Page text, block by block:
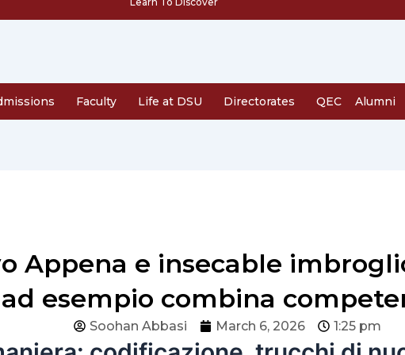
Faculty Life at DSU Directorates QEC Alumni
Appena e insecable
esempio combina
Soohan Abbasi March 6, 2026 1:25 pm